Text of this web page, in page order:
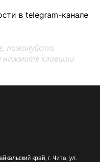
в telegram-канале
пожалуйста,
нажмите клавиши
край, г. Чита, ул.